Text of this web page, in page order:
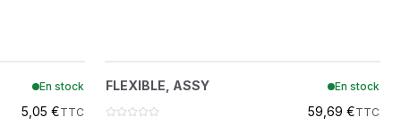
En stock
5,05 €TTC
FLEXIBLE, ASSY En stock
59,69 €TTC